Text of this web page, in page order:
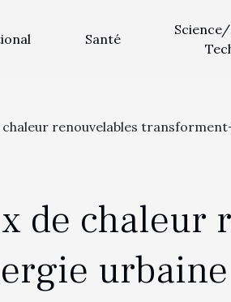
Santé
chaleur renouvelables
de chaleur
urbaine